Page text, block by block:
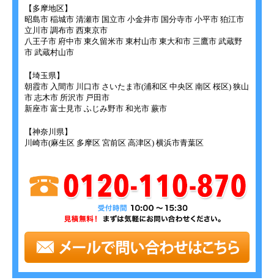
【多摩地区】
昭島市 稲城市 清瀬市 国立市 小金井市 国分寺市 小平市 狛江市
立川市 調布市 西東京市
八王子市 府中市 東久留米市 東村山市 東大和市 三鷹市 武蔵野
市 武蔵村山市
【埼玉県】
朝霞市 入間市 川口市 さいたま市(浦和区 中央区 南区 桜区) 狭山
市 志木市 所沢市 戸田市
新座市 富士見市 ふじみ野市 和光市 蕨市
【神奈川県】
川崎市(麻生区 多摩区 宮前区 高津区) 横浜市青葉区